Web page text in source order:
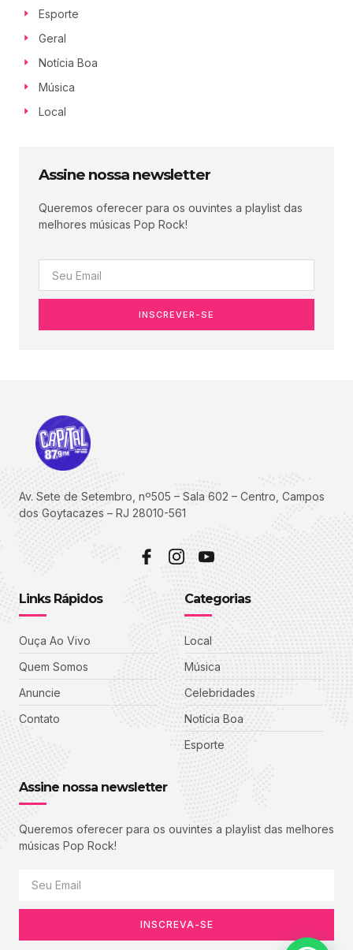
Esporte
Geral
Notícia Boa
Música
Local
Assine nossa newsletter
Queremos oferecer para os ouvintes a playlist das
melhores músicas Pop Rock!
INSCREVER-SE
Av. Sete de Setembro, nº505 – Sala 602 – Centro, Campos
dos Goytacazes – RJ 28010-561
Links Rápidos
Ouça Ao Vivo
Quem Somos
Anuncie
Contato
Categorias
Local
Música
Celebridades
Notícia Boa
Esporte
Assine nossa newsletter
Queremos oferecer para os ouvintes a playlist das melhores
músicas Pop Rock!
INSCREVA-SE